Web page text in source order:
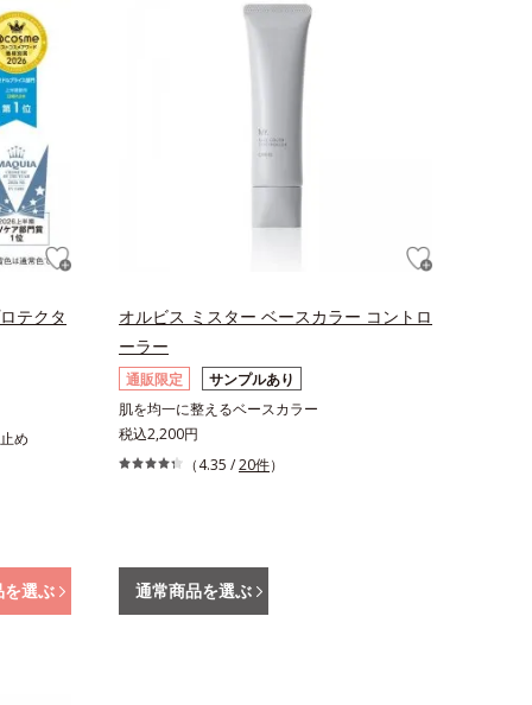
テクタ
め
を選ぶ
オルビス ミスター ベースカラー コントロ
ーラー
通販限定
サンプルあり
肌を均一に整えるベースカラー
税込2,200円
（4.35 /20件）
通常商品を選ぶ